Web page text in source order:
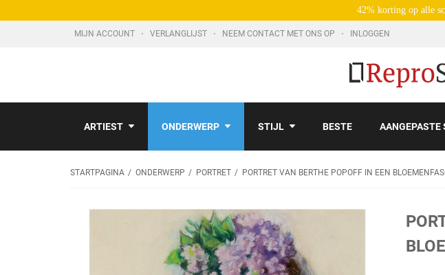
42% korting op alle
MIJN ACCOUNT VERLANGLIJST NEEM CONTACT MET ONS OP INLOGGEN
ARTIEST ONDERWERP STIJL BESTE AANGEPASTE
STARTPAGINA ONDERWERP PORTRET PORTRET VAN BERTHE POPOFF IN EEN